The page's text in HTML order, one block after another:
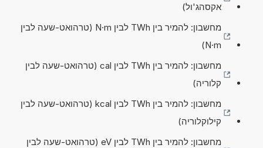
אקסהג'ול)
מחשבון: להמיר בין TWh לבין N·m (טרהואט-שעה לבין
N·m)
מחשבון: להמיר בין TWh לבין cal (טרהואט-שעה לבין
קלוריה)
מחשבון: להמיר בין TWh לבין kcal (טרהואט-שעה לבין
קילוקלוריה)
מחשבון: להמיר בין TWh לבין eV (טרהואט-שעה לבין